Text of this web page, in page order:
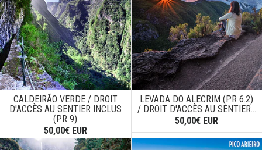
CALDEIRÃO VERDE / DROIT
D'ACCÈS AU SENTIER INCLUS
(PR 9)
50,00€ EUR
LEVADA DO ALECRIM (PR 6.2)
/ DROIT D'ACCÈS AU SENTIER...
50,00€ EUR